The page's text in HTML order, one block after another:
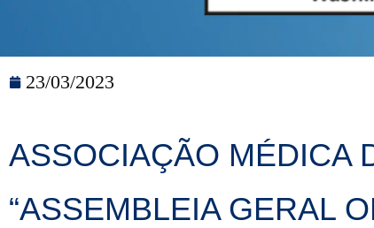
23/03/2023
ASSOCIAÇÃO MÉDICA
“ASSEMBLEIA GERAL